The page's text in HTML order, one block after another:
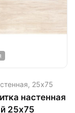
25х75
настенная
25х75